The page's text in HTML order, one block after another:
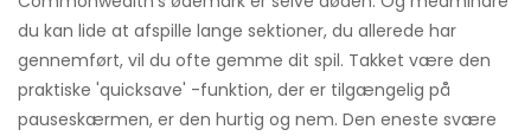
du kan lide at afspille lange sektioner, du allerede har
gennemført, vil du ofte gemme dit spil. Takket være den
praktiske 'quicksave' -funktion, der er tilgængelig på
pauseskærmen, er den hurtig og nem. Den eneste svære